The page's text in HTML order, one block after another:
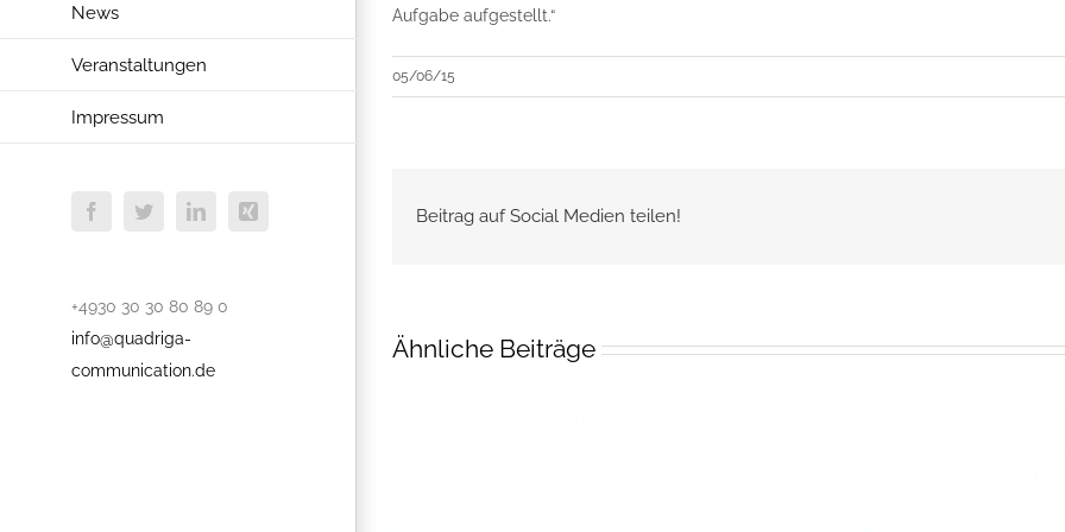
News
Veranstaltungen
Impressum
FacebookTwitterLinkedInXing
+4930 30 30 80 89 0
info@quadriga-
communication.de
Aufgabe aufgestellt.“
05/06/15
Beitrag auf Social Medien teilen!
Ähnliche Beiträge